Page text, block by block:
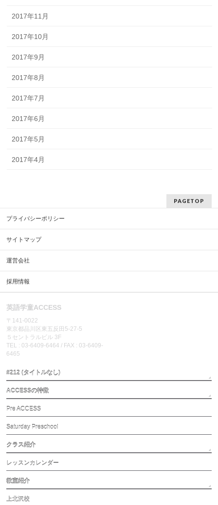
2017年11月
2017年10月
2017年9月
2017年8月
2017年7月
2017年6月
2017年5月
2017年4月
PAGETOP
プライバシーポリシー
サイトマップ
運営会社
採用情報
英語学童ACCESS
〒141-0022
東京都品川区東五反田5-27-5
５セントラルビル 3F
TEL : 03-6409-6464 / FAX : 03-6409-
6465
#212 (タイトルなし)
ACCESSの特徴
Pre ACCESS
Saturday Preschool
クラス紹介
レッスンカレンダー
教室紹介
上北沢校